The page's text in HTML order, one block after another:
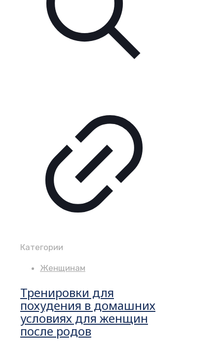
Категории
Женщинам
Тренировки для
похудения в домашних
условиях для женщин
после родов